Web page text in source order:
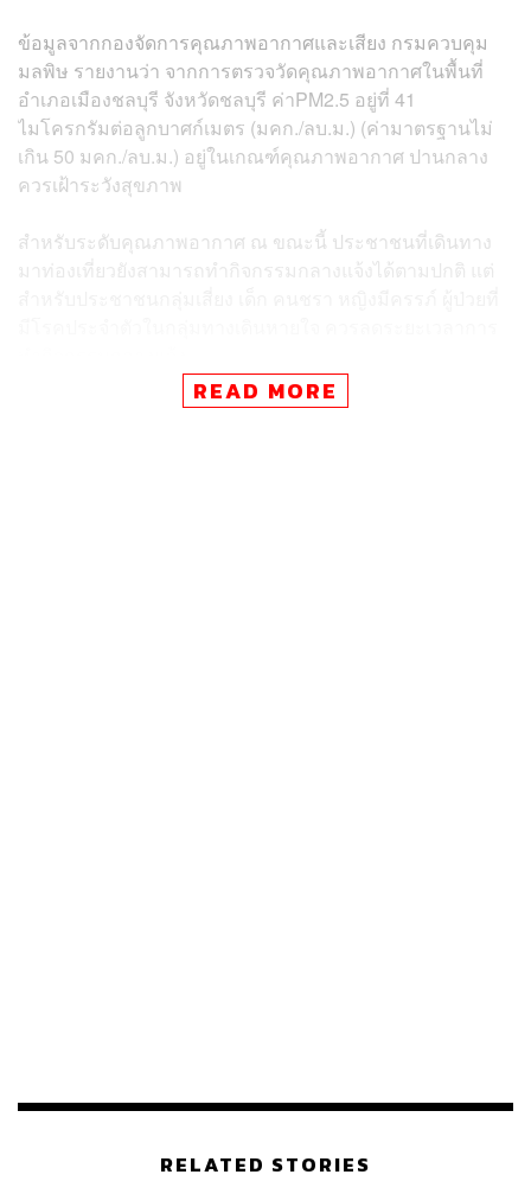
ข้อมูลจากกองจัดการคุณภาพอากาศและเสียง กรมควบคุม
มลพิษ รายงานว่า จากการตรวจวัดคุณภาพอากาศในพื้นที่
อำเภอเมืองชลบุรี จังหวัดชลบุรี ค่าPM2.5 อยู่ที่ 41
ไมโครกรัมต่อลูกบาศก์เมตร (มคก./ลบ.ม.) (ค่ามาตรฐานไม่
เกิน 50 มคก./ลบ.ม.) อยู่ในเกณฑ์คุณภาพอากาศ ปานกลาง
ควรเฝ้าระวังสุขภาพ
สำหรับระดับคุณภาพอากาศ ณ ขณะนี้ ประชาชนที่เดินทาง
มาท่องเที่ยวยังสามารถทำกิจกรรมกลางแจ้งได้ตามปกติ แต่
ทั้งนี้ สำนักงานพัฒนาเทคโนโลยีอวกาศและภูมิสารสนเทศ
READ MORE
RELATED STORIES